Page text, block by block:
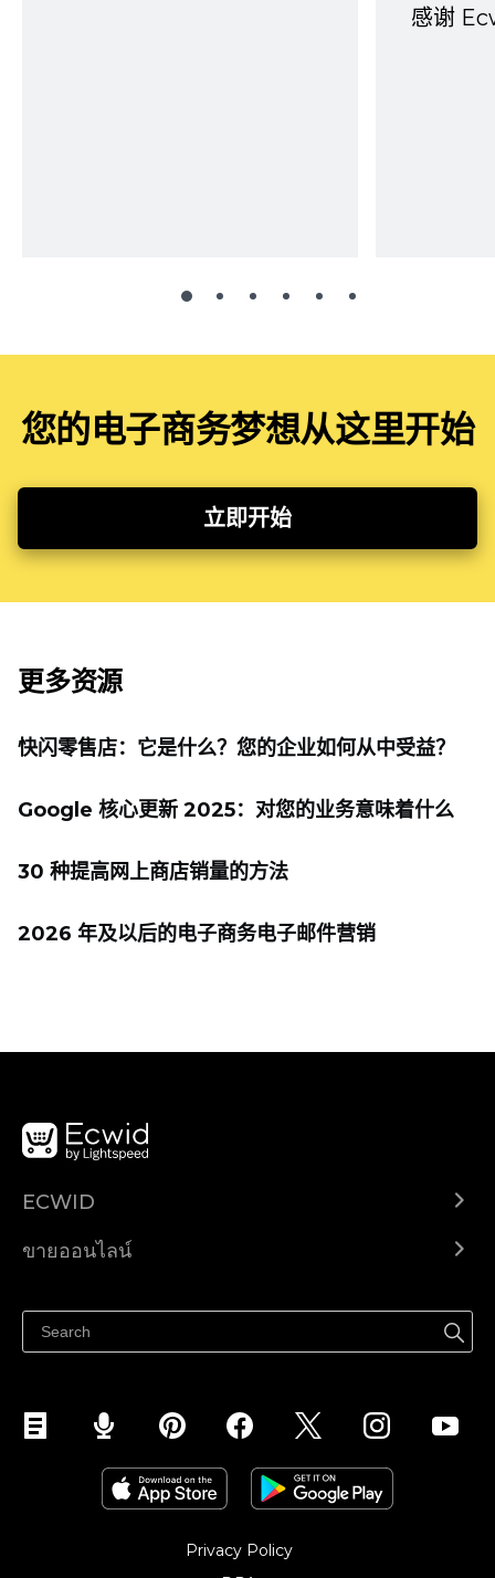
感谢
您的电子商务梦想从这里开始
立即开始
更多资源
快闪零售店：它是什么？您的企业如何从中受益？
Google 核心更新 2025：对您的业务意味着什么
30 种提高网上商店销量的方法
2026 年及以后的电子商务电子邮件营销
ECWID
ราคา
ขายออนไลน์
ขายบนเฟสบุ๊ค
Privacy Policy